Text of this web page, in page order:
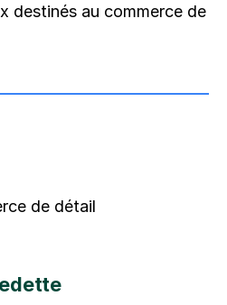
destinés au commerce de
de détail